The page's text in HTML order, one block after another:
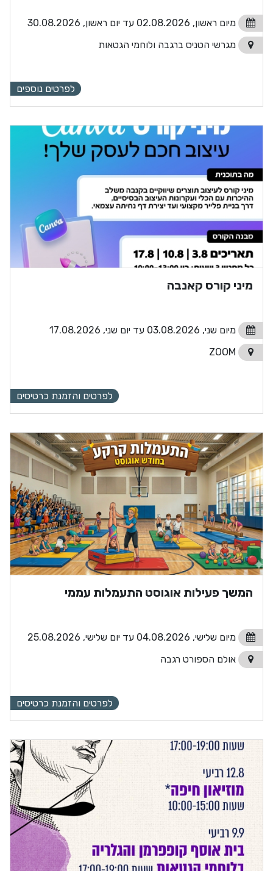
מיום ראשון, 02.08.2026 עד יום ראשון, 30.08.2026
מגרשי הטניס ברגבה ולוחמי הגטאות
לפרטים נוספים
מיני קורס קאנבה
מיום שני, 03.08.2026 עד יום שני, 17.08.2026
לפרטים והזמנת כרטיסים
המשך פעילות אוגוסט התעמלות עממי
מיום שלישי, 04.08.2026 עד יום שלישי, 25.08.2026
אולם הספורט רגבה
לפרטים והזמנת כרטיסים